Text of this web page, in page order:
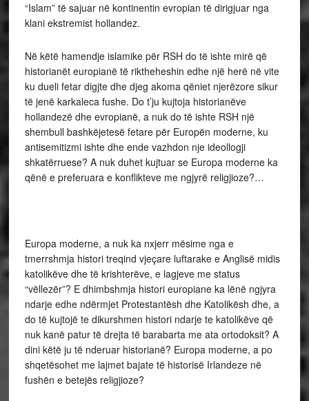
“Islam” të sajuar në kontinentin evropian të dirigjuar nga
klani ekstremist hollandez.
Në këtë hamendje islamike për RSH do të ishte mirë që
historianët europianë të riktheheshin edhe një herë në vite
ku dueli fetar digjte dhe djeg akoma qëniet njerëzore sikur
të jenë karkaleca fushe. Do t’ju kujtoja historianëve
hollandezë dhe evropianë, a nuk do të ishte RSH një
shembull bashkëjetesë fetare për Europën moderne, ku
antisemitizmi ishte dhe ende vazhdon nje ideollogji
shkatërruese? A nuk duhet kujtuar se Europa moderne ka
qënë e preferuara e konflikteve me ngjyrë religjioze?…
Europa moderne, a nuk ka nxjerr mësime nga e
tmerrshmja histori treqind vjeçare luftarake e Anglisë midis
katolikëve dhe të krishterëve, e lagjeve me status
“vëllezër”? E dhimbshmja histori europiane ka lënë ngjyra
ndarje edhe ndërmjet Protestantësh dhe Katolikësh dhe, a
do të kujtojë te dikurshmen histori ndarje te katolikëve që
nuk kanë patur të drejta të barabarta me ata ortodoksit? A
dini këtë ju të nderuar historianë? Europa moderne, a po
shqetësohet me lajmet bajate të historisë Irlandeze në
fushën e betejës religjioze?